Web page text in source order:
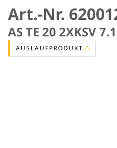
Art.-Nr.
AS TE 20 2XKSV
AUSLAUFPRODUKT